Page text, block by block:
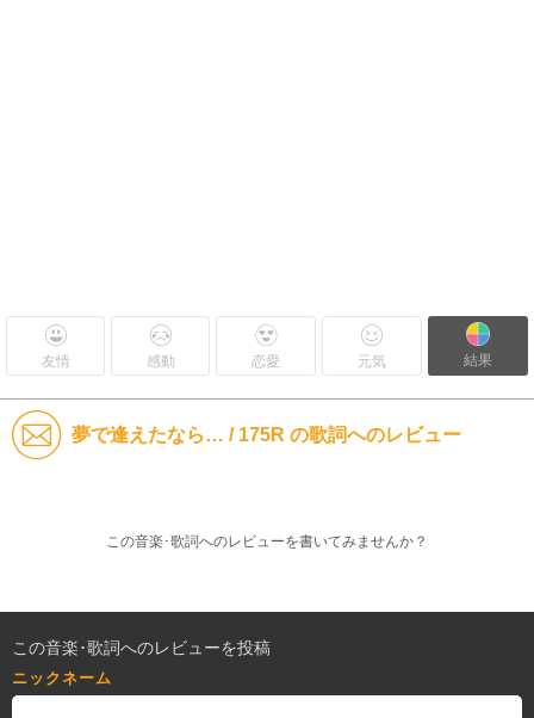
友情 感動 恋愛 元気 結果
夢で逢えたなら… / 175R の歌詞へのレビュー
この音楽･歌詞へのレビューを書いてみませんか？
この音楽･歌詞へのレビューを投稿
ニックネーム